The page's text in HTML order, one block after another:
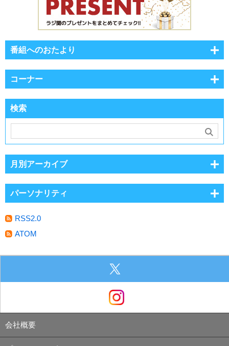
番組へのおたより
コーナー
検索
月別アーカイブ
パーソナリティ
RSS2.0
ATOM
会社概要